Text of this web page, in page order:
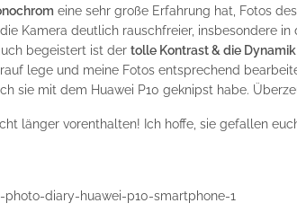
eine sehr große Erfahrung hat, Fotos des
Kamera deutlich rauschfreier, insbesondere
begeistert ist der tolle Kontrast & die Dynamik
lege und meine Fotos entsprechend
sie mit dem Huawei P10 geknipst habe.
länger vorenthalten! Ich hoffe, sie gefallen